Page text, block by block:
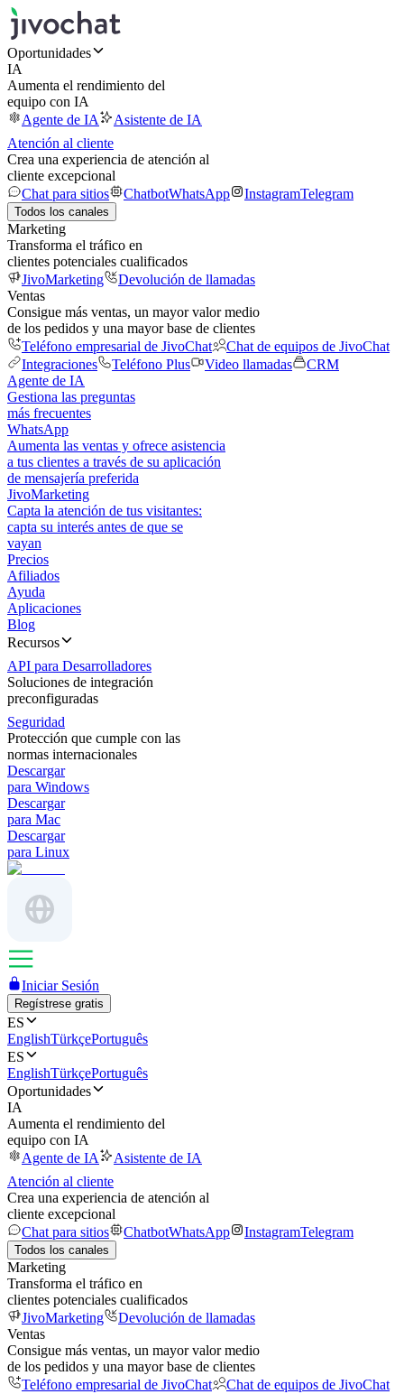
Oportunidades
IA
Aumenta el rendimiento del
equipo con IA
Agente de IA
Asistente de IA
Atención al cliente
Crea una experiencia de atención al
cliente excepcional
Chat para sitios
ChatbotWhatsApp InstagramTelegram
Todos los canales
Marketing
Transforma el tráfico en
clientes potenciales cualificados
JivoMarketing
Devolución de llamadas
Ventas
Consigue más ventas, un mayor valor medio
de los pedidos y una mayor base de clientes
Teléfono empresarial de JivoChat
Chat de equipos de JivoChat
Integraciones
Teléfono Plus Video llamadas
CRM
Agente de IA
Gestiona las preguntas
más frecuentes
WhatsApp
Aumenta las ventas y ofrece asistencia
a tus clientes a través de su aplicación
de mensajería preferida
JivoMarketing
Capta la atención de tus visitantes:
capta su interés antes de que se
vayan
Precios
Afiliados
Ayuda
Aplicaciones
Blog
Recursos
API para Desarrolladores
Soluciones de integración
preconfiguradas
Seguridad
Protección que cumple con las
normas internacionales
Descargar
para Windows
Descargar
para Mac
Descargar
para Linux
Iniciar Sesión
Regístrese gratis
ES
EnglishTürkçePortuguês
ES
EnglishTürkçePortuguês
Oportunidades
IA
Aumenta el rendimiento del
equipo con IA
Agente de IA
Asistente de IA
Atención al cliente
Crea una experiencia de atención al
cliente excepcional
Chat para sitios
ChatbotWhatsApp InstagramTelegram
Todos los canales
Marketing
Transforma el tráfico en
clientes potenciales cualificados
JivoMarketing
Devolución de llamadas
Ventas
Consigue más ventas, un mayor valor medio
de los pedidos y una mayor base de clientes
Teléfono empresarial de JivoChat
Chat de equipos de JivoChat